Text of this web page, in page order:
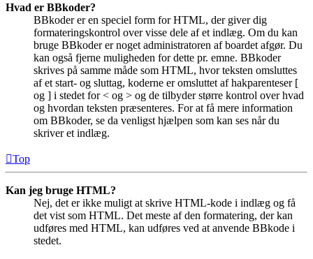
Hvad er BBkoder?
BBkoder er en speciel form for HTML, der giver dig
formateringskontrol over visse dele af et indlæg. Om du kan
bruge BBkoder er noget administratoren af boardet afgør. Du
kan også fjerne muligheden for dette pr. emne. BBkoder
skrives på samme måde som HTML, hvor teksten omsluttes
af et start- og sluttag, koderne er omsluttet af hakparenteser [
og ] i stedet for < og > og de tilbyder større kontrol over hvad
og hvordan teksten præsenteres. For at få mere information
om BBkoder, se da venligst hjælpen som kan ses når du
skriver et indlæg.
Top
Kan jeg bruge HTML?
Nej, det er ikke muligt at skrive HTML-kode i indlæg og få
det vist som HTML. Det meste af den formatering, der kan
udføres med HTML, kan udføres ved at anvende BBkode i
stedet.